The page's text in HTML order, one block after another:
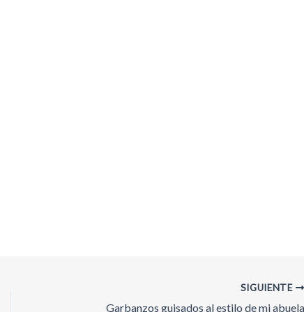
SIGUIENTE
Garbanzos guisados al estilo de mi abuela